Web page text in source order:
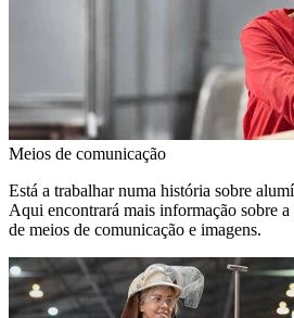
Meios de comunicação
Está a trabalhar numa história sobre
Aqui encontrará mais informação sobre
de meios de comunicação e imagens.